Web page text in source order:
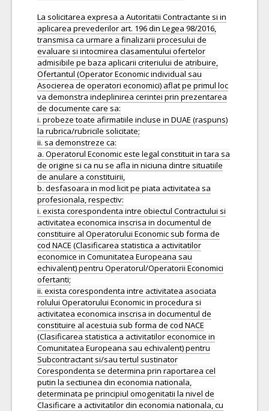
La solicitarea expresa a Autoritatii Contractante si in
aplicarea prevederilor art. 196 din Legea 98/2016,
transmisa ca urmare a finalizarii procesului de
evaluare si intocmirea clasamentului ofertelor
admisibile pe baza aplicarii criteriului de atribuire,
Ofertantul (Operator Economic individual sau
Asocierea de operatori economici) aflat pe primul loc
va demonstra indeplinirea cerintei prin prezentarea
de documente care sa:
i. probeze toate afirmatiile incluse in DUAE (raspuns)
la rubrica/rubricile solicitate;
ii. sa demonstreze ca:
a. Operatorul Economic este legal constituit in tara sa
de origine si ca nu se afla in niciuna dintre situatiile
de anulare a constituirii,
b. desfasoara in mod licit pe piata activitatea sa
profesionala, respectiv:
i. exista corespondenta intre obiectul Contractului si
activitatea economica inscrisa in documentul de
constituire al Operatorului Economic sub forma de
cod NACE (Clasificarea statistica a activitatilor
economice in Comunitatea Europeana sau
echivalent) pentru Operatorul/Operatorii Economici
ofertanti;
ii. exista corespondenta intre activitatea asociata
rolului Operatorului Economic in procedura si
activitatea economica inscrisa in documentul de
constituire al acestuia sub forma de cod NACE
(Clasificarea statistica a activitatilor economice in
Comunitatea Europeana sau echivalent) pentru
Subcontractant si/sau tertul sustinator
Corespondenta se determina prin raportarea cel
putin la sectiunea din economia nationala,
determinata pe principiul omogenitatii la nivel de
Clasificare a activitatilor din economia nationala, cu